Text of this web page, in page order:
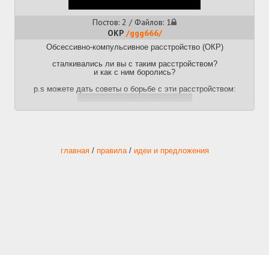
Постов: 2 / Файлов: 1
ОКР /ggg666/
Обсессивно-компульсивное расстройство (ОКР)
сталкивались ли вы с таким расстройством?
и как с ним боролись?
p.s можете дать советы о борьбе с эти расстройством:
главная/ правила/ идеи и предложения